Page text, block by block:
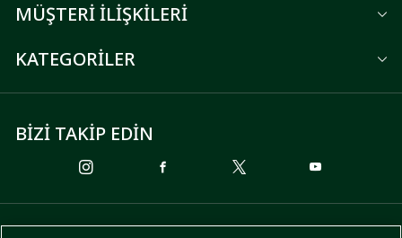
MÜŞTERİ İLİŞKİLERİ
KATEGORİLER
BİZİ TAKİP EDİN